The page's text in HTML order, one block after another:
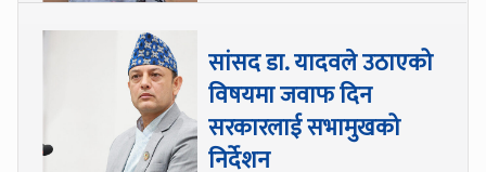
सांसद डा‍‍. यादवले उठाएको
विषयमा जवाफ दिन
सरकारलाई सभामुखको
निर्देशन